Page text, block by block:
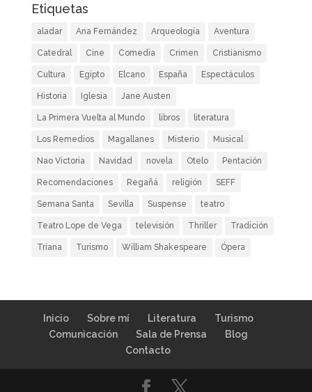
Etiquetas
aladar Ana Fernández Arqueología Aventura
Catedral Cine Comedia Crimen Cristianismo
Cultura Egipto Elcano España Espectáculos
Historia Iglesia Jane Austen
La Primera Vuelta al Mundo libros literatura
Los Remedios Magallanes Misterio Musical
Nao Victoria Navidad novela Otelo Pentación
Recomendaciones Regañá religión SEFF
Semana Santa Sevilla Suspense teatro
Teatro Lope de Vega televisión Thriller Tradición
Triana Turismo William Shakespeare Ópera
Inicio Sobre mí Literatura
Turismo
Comunicación
Sala de Prensa
Blog
Contacto